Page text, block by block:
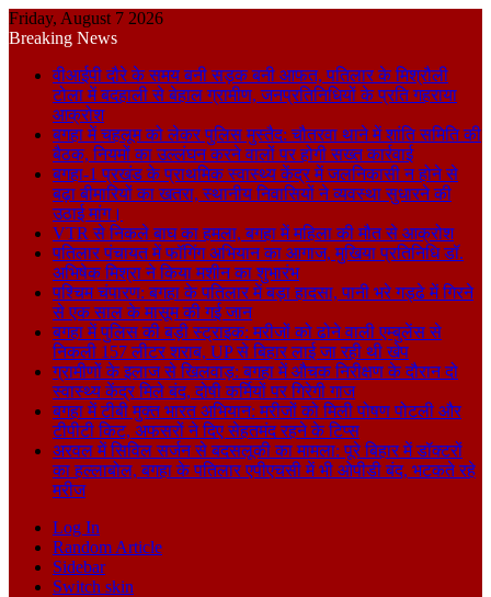
Friday, August 7 2026
Breaking News
वीआईपी दौरे के समय बनी सड़क बनी आफत, पतिलार के मिश्रौली
टोला में बदहाली से बेहाल ग्रामीण, जनप्रतिनिधियों के प्रति गहराया
आक्रोश
बगहा में चहलूम को लेकर पुलिस मुस्तैद: चौतरवा थाने में शांति समिति की
बैठक, नियमों का उल्लंघन करने वालों पर होगी सख्त कार्रवाई
बगहा-1 प्रखंड के प्राथमिक स्वास्थ्य केंद्र में जलनिकासी न होने से
बढ़ा बीमारियों का खतरा, स्थानीय निवासियों ने व्यवस्था सुधारने की
उठाई मांग।
VTR से निकले बाघ का हमला, बगहा में महिला की मौत से आक्रोश
पतिलार पंचायत में फॉगिंग अभियान का आगाज, मुखिया प्रतिनिधि डॉ.
अभिषेक मिश्रा ने किया मशीन का शुभारंभ
पश्चिम चंपारण: बगहा के पतिलार में बड़ा हादसा, पानी भरे गड्ढे में गिरने
से एक साल के मासूम की गई जान
बगहा में पुलिस की बड़ी स्ट्राइक: मरीजों को ढोने वाली एम्बुलेंस से
निकली 157 लीटर शराब, UP से बिहार लाई जा रही थी खेप
ग्रामीणों के इलाज से खिलवाड़: बगहा में औचक निरीक्षण के दौरान दो
स्वास्थ्य केंद्र मिले बंद, दोषी कर्मियों पर गिरेगी गाज
बगहा में टीबी मुक्त भारत अभियान: मरीजों को मिली पोषण पोटली और
टीपीटी किट, अफसरों ने दिए सेहतमंद रहने के टिप्स
अरवल में सिविल सर्जन से बदसलूकी का मामला: पूरे बिहार में डॉक्टरों
का हल्लाबोल, बगहा के पतिलार एपीएचसी में भी ओपीडी बंद, भटकते रहे
मरीज
Log In
Random Article
Sidebar
Switch skin